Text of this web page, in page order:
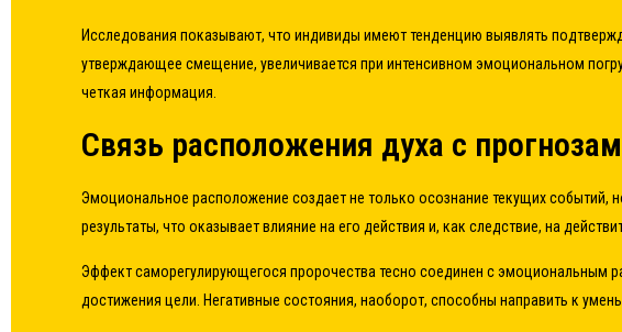
Исследования показывают, что индивиды имеют тенденцию выявлять
утверждающее смещение, увеличивается при интенсивном эмоциональном
четкая информация.
Связь расположения духа с
Эмоциональное расположение создает не только осознание текущих
результаты, что оказывает влияние на его действия и, как следствие, на
Эффект саморегулирующегося пророчества тесно соединен с эмоциональным
достижения цели. Негативные состояния, наоборот, способны направить к